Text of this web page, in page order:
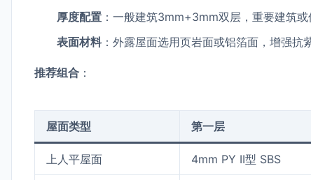
厚度配置 ：一般建筑3mm+3mm双层，重要建筑
表面材料：外露屋面选用页岩面或铝箔面，增强抗
推荐组合 ：
屋面类型 第一层
上人平屋面 4mm PY II型 SBS